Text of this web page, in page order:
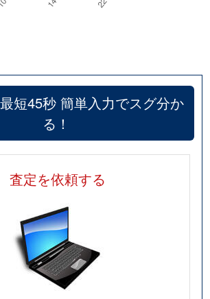
最短45秒 簡単入力でスグ分か
る！
査定を依頼する